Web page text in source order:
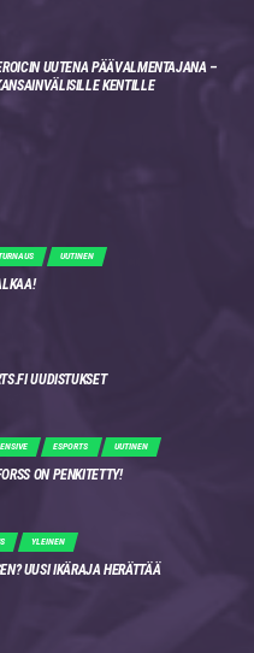
UUTENA PÄÄVALMENTAJANA –
KENTILLE
UUTINEN
UUDISTUKSET
ESPORTS UUTINEN
ON PENKITETTY!
YLEINEN
UUSI IKÄRAJA HERÄTTÄÄ